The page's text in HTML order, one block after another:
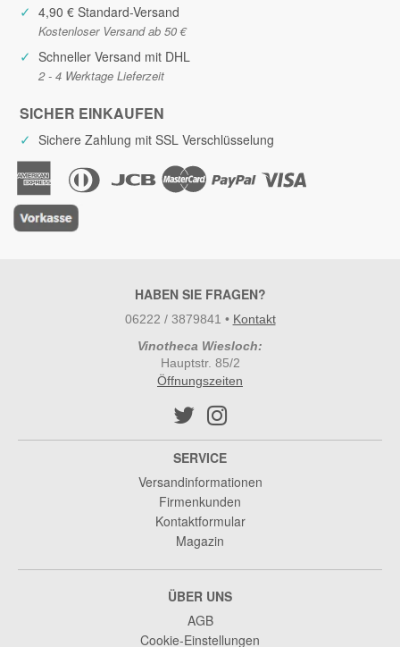
✓ 4,90 € Standard-Versand
Kostenloser Versand ab 50 €
✓ Schneller Versand mit DHL
2 - 4 Werktage Lieferzeit
SICHER EINKAUFEN
✓ Sichere Zahlung mit SSL Verschlüsselung
HABEN SIE FRAGEN?
06222 / 3879841 • Kontakt
Vinotheca Wiesloch:
Hauptstr. 85/2
Öffnungszeiten
SERVICE
Versandinformationen
Firmenkunden
Kontaktformular
Magazin
ÜBER UNS
AGB
Cookie-Einstellungen